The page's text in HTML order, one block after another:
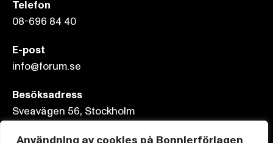
Telefon
08-696 84 40
E-post
info@forum.se
Besöksadress
Sveavägen 56, Stockholm
Postadress